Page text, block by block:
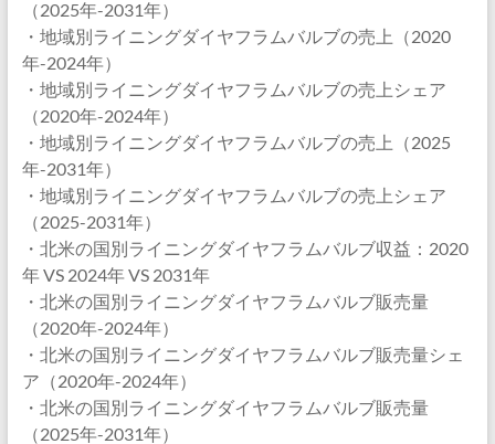
（2025年-2031年）
・地域別ライニングダイヤフラムバルブの売上（2020
年-2024年）
・地域別ライニングダイヤフラムバルブの売上シェア
（2020年-2024年）
・地域別ライニングダイヤフラムバルブの売上（2025
年-2031年）
・地域別ライニングダイヤフラムバルブの売上シェア
（2025-2031年）
・北米の国別ライニングダイヤフラムバルブ収益：2020
年 VS 2024年 VS 2031年
・北米の国別ライニングダイヤフラムバルブ販売量
（2020年-2024年）
・北米の国別ライニングダイヤフラムバルブ販売量シェ
ア（2020年-2024年）
・北米の国別ライニングダイヤフラムバルブ販売量
（2025年-2031年）